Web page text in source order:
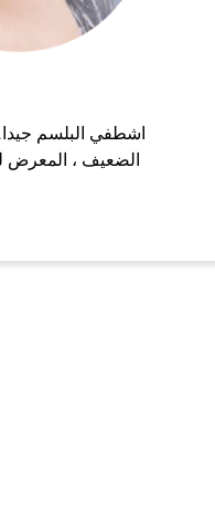
اشطفي البلسم
الضعيف ، المعرض